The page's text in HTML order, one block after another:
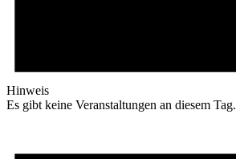
Hinweis
Es gibt keine Veranstaltungen an diesem Tag.